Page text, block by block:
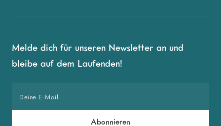
Melde dich für unseren Newsletter an und
bleibe auf dem Laufenden!